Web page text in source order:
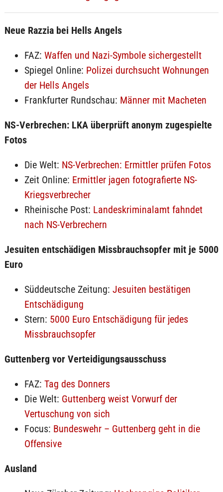
Neue Razzia bei Hells Angels
FAZ: Waffen und Nazi-Symbole sichergestellt
Spiegel Online: Polizei durchsucht Wohnungen
der Hells Angels
Frankfurter Rundschau: Männer mit Macheten
NS-Verbrechen: LKA überprüft anonym zugespielte
Fotos
Die Welt: NS-Verbrechen: Ermittler prüfen Fotos
Zeit Online: Ermittler jagen fotografierte NS-
Kriegsverbrecher
Rheinische Post: Landeskriminalamt fahndet
nach NS-Verbrechern
Jesuiten entschädigen Missbrauchsopfer mit je 5000
Euro
Süddeutsche Zeitung: Jesuiten bestätigen
Entschädigung
Stern: 5000 Euro Entschädigung für jedes
Missbrauchsopfer
Guttenberg vor Verteidigungsausschuss
FAZ: Tag des Donners
Die Welt: Guttenberg weist Vorwurf der
Vertuschung von sich
Focus: Bundeswehr – Guttenberg geht in die
Offensive
Ausland